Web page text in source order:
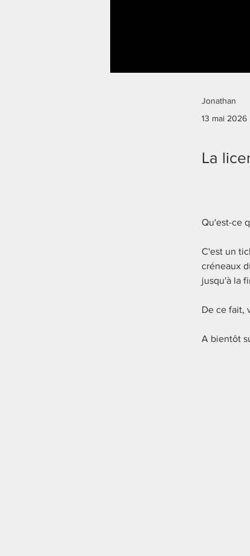
Jonathan
13 mai 2026
La
Qu'est-ce
C'est un
créneaux
jusqu'à la
De ce fait,
A bientôt